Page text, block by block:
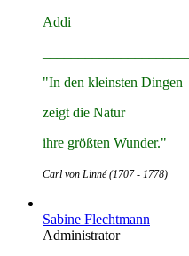
Addi
"In den kleinsten Dingen
zeigt die Natur
ihre größten Wunder."
Carl von Linné (1707 - 1778)
Sabine Flechtmann
Administrator